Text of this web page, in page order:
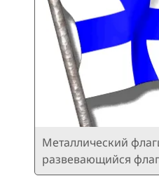
Металлический
развевающийся